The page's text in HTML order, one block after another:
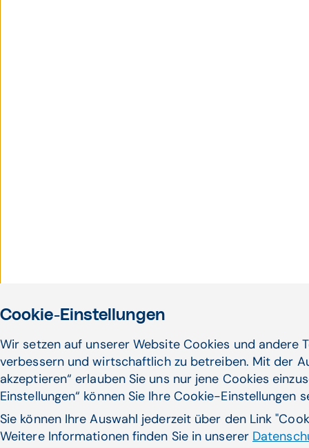
Cookie-Einstellungen
Wir setzen auf unserer Website Cookies und andere
verbessern und wirtschaftlich zu betreiben. Mit der
akzeptieren“ erlauben Sie uns nur jene Cookies
Einstellungen“ können Sie Ihre Cookie-Einstellungen
Sie können Ihre Auswahl jederzeit über den Link
Weitere Informationen finden Sie in unserer